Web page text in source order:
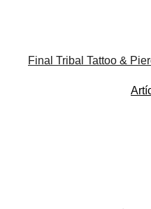
Final Tribal Tattoo &